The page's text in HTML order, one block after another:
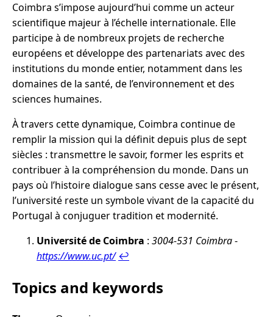
Coimbra s’impose aujourd’hui comme un acteur
scientifique majeur à l’échelle internationale. Elle
participe à de nombreux projets de recherche
européens et développe des partenariats avec des
institutions du monde entier, notamment dans les
domaines de la santé, de l’environnement et des
sciences humaines.
À travers cette dynamique, Coimbra continue de
remplir la mission qui la définit depuis plus de sept
siècles : transmettre le savoir, former les esprits et
contribuer à la compréhension du monde. Dans un
pays où l’histoire dialogue sans cesse avec le présent,
l’université reste un symbole vivant de la capacité du
Portugal à conjuguer tradition et modernité.
Université de Coimbra : 3004-531 Coimbra-
https://www.uc.pt/ ↩︎
Topics and keywords